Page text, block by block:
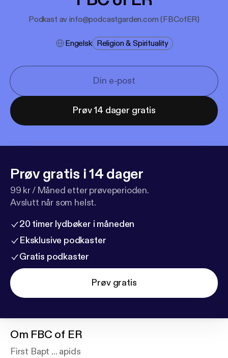
Podkast av info@podcastgarden.com (FBCofER)
Engelsk Religion & Spirituality
Prøv 14 dager gratis
Prøv gratis i 14 dager
99 kr / Måned etter prøveperioden.
Avslutt når som helst.
20 timer lydbøker i måneden
Eksklusive podkaster
Gratis podkaster
Prøv gratis
Om FBC of ER
First Bapt ... apids